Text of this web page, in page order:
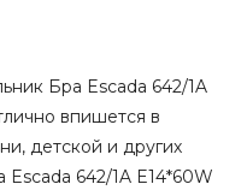
Бра Escada 642/1A
впишется в
детской и других
642/1A E14*60W